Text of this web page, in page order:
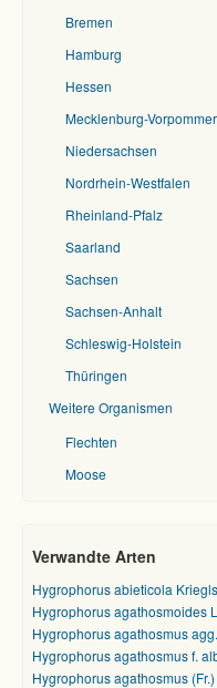
Bremen
Hamburg
Hessen
Mecklenburg-
Niedersachsen
Nordrhein-Westfalen
Rheinland-Pfalz
Saarland
Sachsen
Sachsen-Anhalt
Schleswig-Holstein
Thüringen
Weitere Organismen
Flechten
Moose
Verwandte Arten
Hygrophorus abieticola
Hygrophorus agathosmoides
Hygrophorus agathosmus agg.
Hygrophorus agathosmus f.
Hygrophorus agathosmus (Fr.)